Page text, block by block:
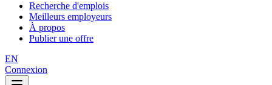
Recherche d'emplois
Meilleurs employeurs
À propos
Publier une offre
EN
Connexion